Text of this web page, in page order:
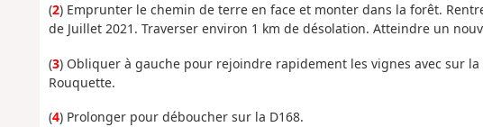
(2) Emprunter le chemin de terre en face et monter dans la forêt.
de Juillet 2021. Traverser environ 1 km de désolation. Atteindre un
(3) Obliquer à gauche pour rejoindre rapidement les vignes avec sur
Rouquette.
(4) Prolonger pour déboucher sur la D168.